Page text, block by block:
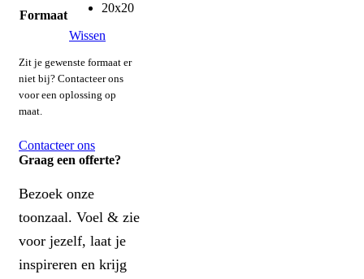
Formaat
20x20
Wissen
Zit je gewenste formaat er
niet bij? Contacteer ons
voor een oplossing op
maat.
Contacteer ons
Graag een offerte?
Bezoek onze
toonzaal. Voel & zie
voor jezelf, laat je
inspireren en krijg